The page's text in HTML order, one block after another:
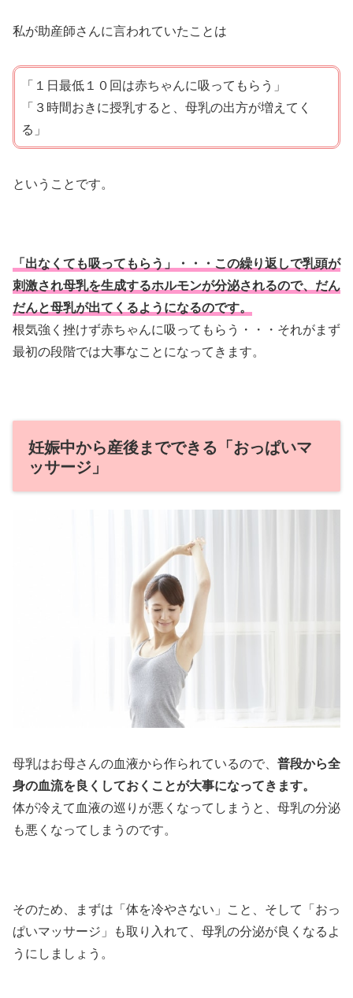
私が助産師さんに言われていたことは
「１日最低１０回は赤ちゃんに吸ってもらう」
「３時間おきに授乳すると、母乳の出方が増えてく
る」
ということです。
「出なくても吸ってもらう」・・・この繰り返しで乳頭が
刺激され母乳を生成するホルモンが分泌されるので、だん
だんと母乳が出てくるようになるのです。
根気強く挫けず赤ちゃんに吸ってもらう・・・それがまず
最初の段階では大事なことになってきます。
妊娠中から産後までできる「おっぱいマ
ッサージ」
母乳はお母さんの血液から作られているので、 普段から全
身の血流を良くしておくことが大事になってきます。
体が冷えて血液の巡りが悪くなってしまうと、母乳の分泌
も悪くなってしまうのです。
そのため、まずは「体を冷やさない」こと、そして「おっ
ぱいマッサージ」も取り入れて、母乳の分泌が良くなるよ
うにしましょう。